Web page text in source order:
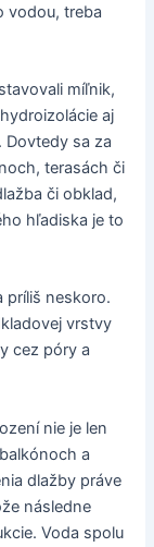
vodou, treba
míľnik,
aj
sa za
terasách či
či obklad,
hľadiska je to
príliš neskoro.
vrstvy
cez póry a
nie je len
a
dlažby práve
následne
Voda spolu